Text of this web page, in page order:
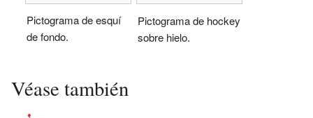
Pictograma de esquí
de fondo.
Pictograma de hockey
sobre hielo.
Véase también